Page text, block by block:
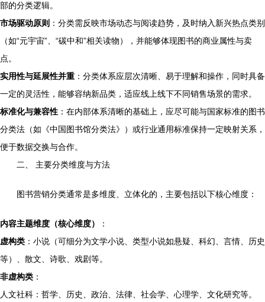
部的分类逻辑。
市场驱动原则 ：分类需反映市场动态与阅读趋势，及时纳入新兴热点类别
（如“元宇宙”、“碳中和”相关读物），并能够体现图书的商业属性与卖
点。
实用性与延展性并重 ：分类体系应层次清晰、易于理解和操作，同时具备
一定的灵活性，能够容纳新品类，适应线上线下不同销售场景的需求。
标准化与兼容性 ：在内部体系清晰的基础上，应尽可能与国家标准的图书
分类法（如《中国图书馆分类法》）或行业通用标准保持一定映射关系，
便于数据交换与合作。
二、 主要分类维度与方法
图书营销分类通常是多维度、立体化的，主要包括以下核心维度：
内容主题维度（核心维度）
：
虚构类 ：小说（可细分为文学小说、类型小说如悬疑、科幻、言情、历史
等）、散文、诗歌、戏剧等。
非虚构类 ：
人文社科：哲学、历史、政治、法律、社会学、心理学、文化研究等。